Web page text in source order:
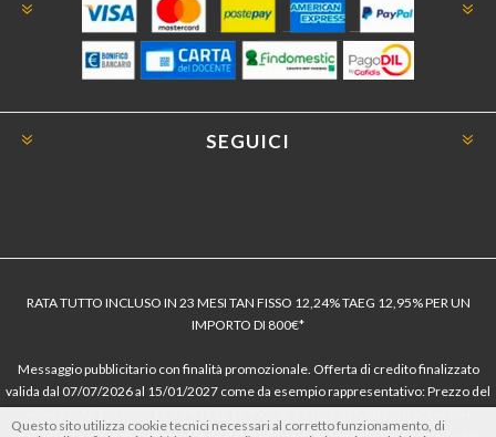
SEGUICI
RATA TUTTO INCLUSO IN 23 MESI TAN FISSO 12,24% TAEG 12,95% PER UN
IMPORTO DI 800€*
Messaggio pubblicitario con finalità promozionale. Offerta di credito finalizzato
valida dal 07/07/2026 al 15/01/2027 come da esempio rappresentativo: Prezzo del
bene € 800, Tan fisso 12,24% Taeg 12,95%, in 23 rate da € 40 costi accessori
Questo sito utilizza cookie tecnici necessari al corretto funzionamento, di